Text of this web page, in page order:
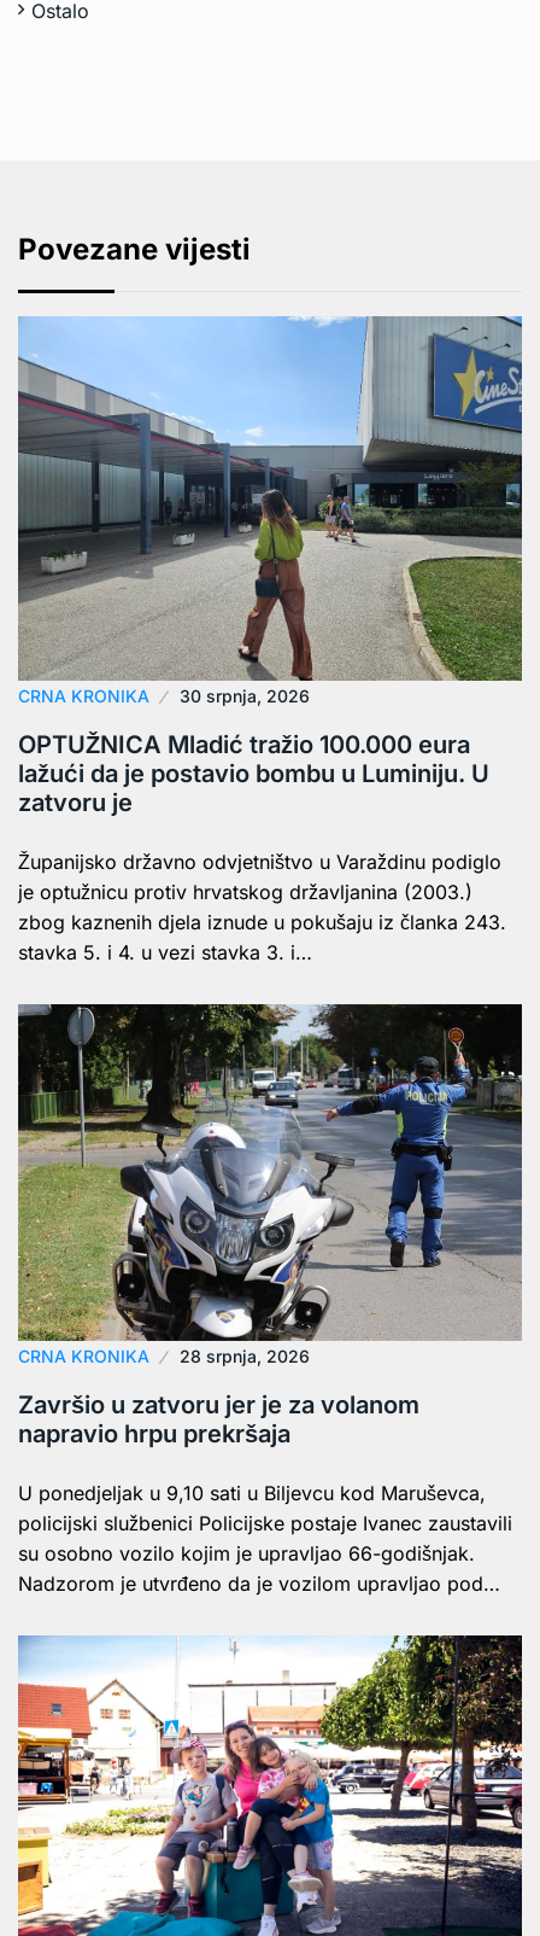
Ostalo
Povezane vijesti
CRNA KRONIKA 30 srpnja, 2026
OPTUŽNICA Mladić tražio 100.000 eura
lažući da je postavio bombu u Luminiju. U
zatvoru je
Županijsko državno odvjetništvo u Varaždinu podiglo
je optužnicu protiv hrvatskog državljanina (2003.)
zbog kaznenih djela iznude u pokušaju iz članka 243.
stavka 5. i 4. u vezi stavka 3. i…
CRNA KRONIKA 28 srpnja, 2026
Završio u zatvoru jer je za volanom
napravio hrpu prekršaja
U ponedjeljak u 9,10 sati u Biljevcu kod Maruševca,
policijski službenici Policijske postaje Ivanec zaustavili
su osobno vozilo kojim je upravljao 66-godišnjak.
Nadzorom je utvrđeno da je vozilom upravljao pod…